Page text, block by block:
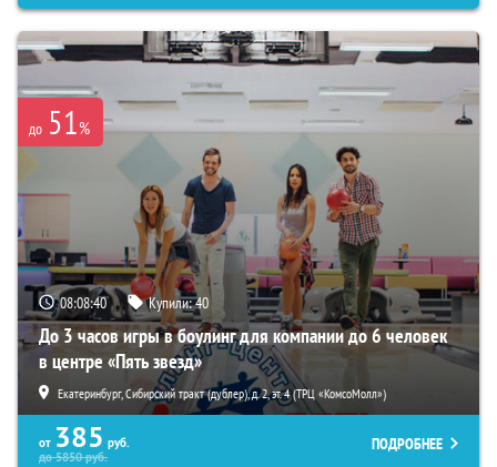
до 51%
08:08:38 Купили:40
До 3 часов игры в боулинг для компании до 6 человек
в центре «Пять звезд»
Екатеринбург, Сибирский тракт (дублер), д. 2, эт. 4 (ТРЦ «КомсоМолл»)
от 385 руб.
до5850руб.
ПОДРОБНЕЕ